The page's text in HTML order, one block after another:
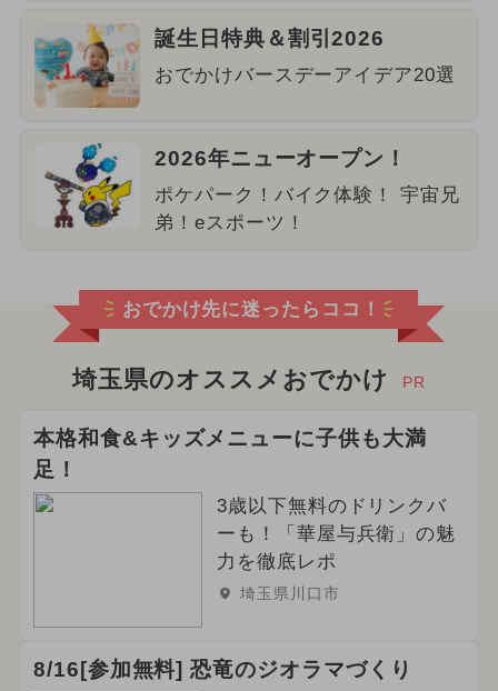
誕生日特典＆割引2026
おでかけバースデーアイデア20選
2026年ニューオープン！
ポケパーク！バイク体験！ 宇宙兄
弟！eスポーツ！
おでかけ先に迷ったらココ！
埼玉県のオススメおでかけ PR
本格和食&キッズメニューに子供も大満
足！
3歳以下無料のドリンクバ
ーも！「華屋与兵衛」の魅
力を徹底レポ
埼玉県川口市
8/16[参加無料] 恐竜のジオラマづくり